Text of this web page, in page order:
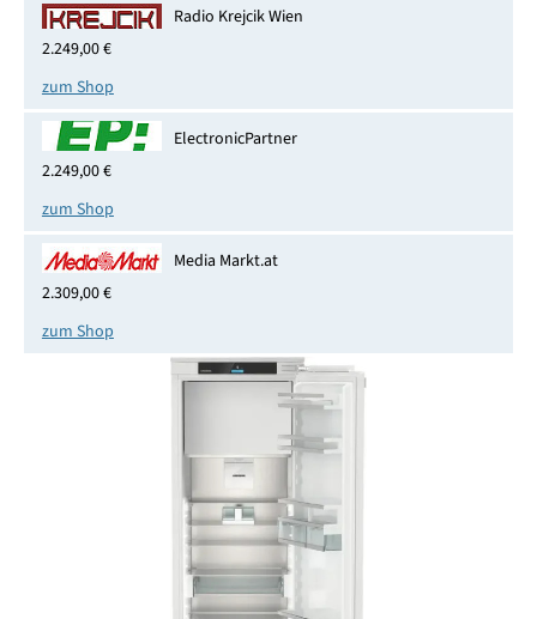
Radio Krejcik Wien
2.249,00 €
zum Shop
ElectronicPartner
2.249,00 €
zum Shop
Media Markt.at
2.309,00 €
zum Shop